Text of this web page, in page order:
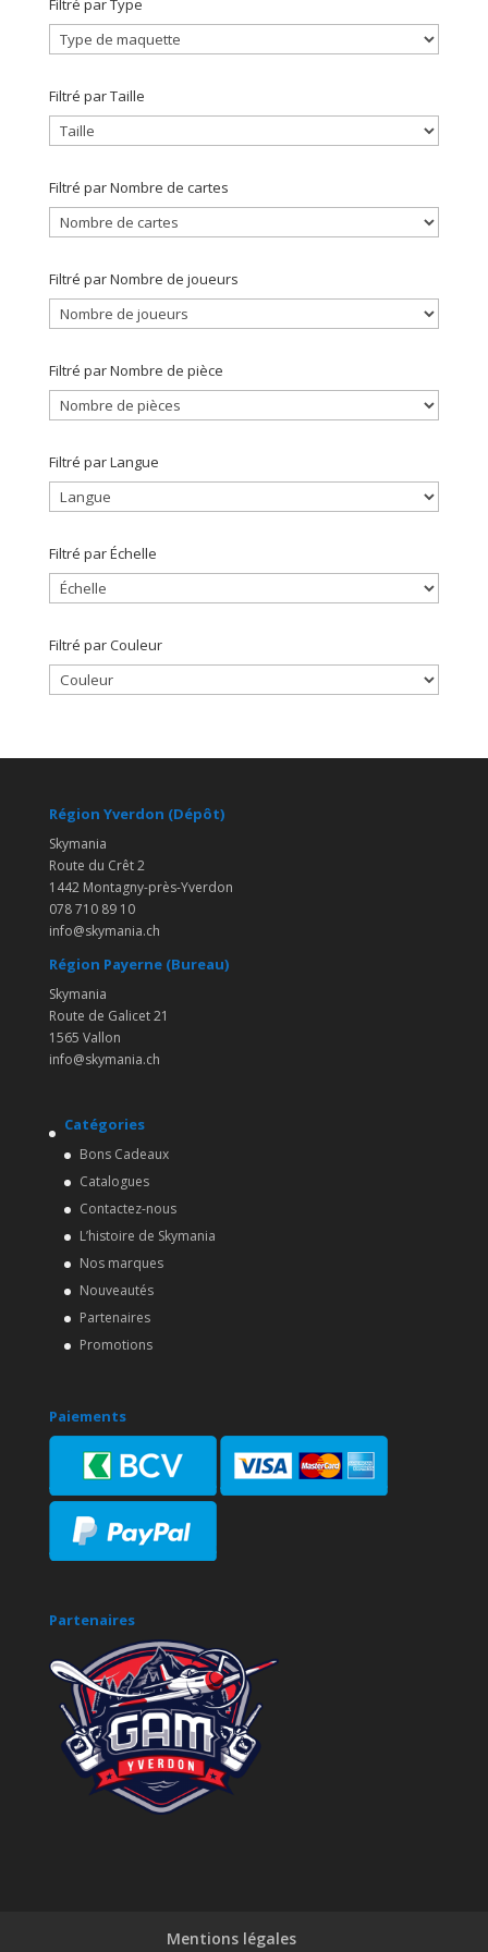
Filtré par Type
Filtré par Taille
Filtré par Nombre de cartes
Filtré par Nombre de joueurs
Filtré par Nombre de pièce
Filtré par Langue
Filtré par Échelle
Filtré par Couleur
Région Yverdon (Dépôt)
Skymania
Route du Crêt 2
1442 Montagny-près-Yverdon
078 710 89 10
info@skymania.ch
Région Payerne (Bureau)
Skymania
Route de Galicet 21
1565 Vallon
info@skymania.ch
Catégories
Bons Cadeaux
Catalogues
Contactez-nous
L’histoire de Skymania
Nos marques
Nouveautés
Partenaires
Promotions
Paiements
Partenaires
Mentions légales